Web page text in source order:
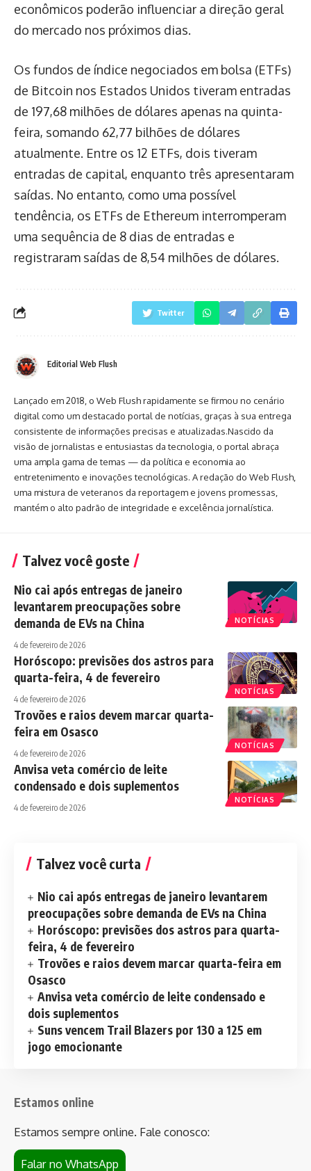
econômicos poderão influenciar a direção geral
do mercado nos próximos dias.
Os fundos de índice negociados em bolsa (ETFs)
de Bitcoin nos Estados Unidos tiveram entradas
de 197,68 milhões de dólares apenas na quinta-
feira, somando 62,77 bilhões de dólares
atualmente. Entre os 12 ETFs, dois tiveram
entradas de capital, enquanto três apresentaram
saídas. No entanto, como uma possível
tendência, os ETFs de Ethereum interromperam
uma sequência de 8 dias de entradas e
registraram saídas de 8,54 milhões de dólares.
Twitter
Editorial Web Flush
Lançado em 2018, o Web Flush rapidamente se firmou no cenário
digital como um destacado portal de notícias, graças à sua entrega
consistente de informações precisas e atualizadas.Nascido da
visão de jornalistas e entusiastas da tecnologia, o portal abraça
uma ampla gama de temas — da política e economia ao
entretenimento e inovações tecnológicas. A redação do Web Flush,
uma mistura de veteranos da reportagem e jovens promessas,
mantém o alto padrão de integridade e excelência jornalística.
Talvez você goste
NOTÍCIAS
Nio cai após entregas de janeiro
levantarem preocupações sobre
demanda de EVs na China
4 de fevereiro de 2026
NOTÍCIAS
Horóscopo: previsões dos astros para
quarta-feira, 4 de fevereiro
4 de fevereiro de 2026
NOTÍCIAS
Trovões e raios devem marcar quarta-
feira em Osasco
4 de fevereiro de 2026
NOTÍCIAS
Anvisa veta comércio de leite
condensado e dois suplementos
4 de fevereiro de 2026
Talvez você curta
Nio cai após entregas de janeiro levantarem
preocupações sobre demanda de EVs na China
Horóscopo: previsões dos astros para quarta-
feira, 4 de fevereiro
Trovões e raios devem marcar quarta-feira em
Osasco
Anvisa veta comércio de leite condensado e
dois suplementos
Suns vencem Trail Blazers por 130 a 125 em
jogo emocionante
Estamos online
Estamos sempre online. Fale conosco:
Falar no WhatsApp